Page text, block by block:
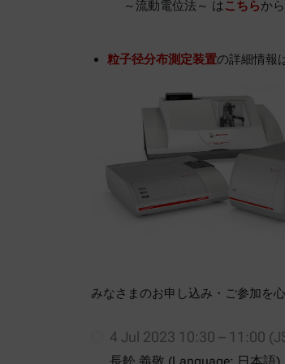
～流動電位法～ はこちらから
粒子径分布測定装置の詳細情報
みなさまのお申し込み・ご参加を
4 Jul 2023 10:30 – 11:00